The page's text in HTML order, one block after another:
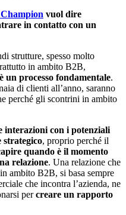
vuol dire
in contatto con un
strutture, spesso molto
in ambito B2B,
un processo fondamentale.
di clienti all’anno, saranno
perché gli scontrini in ambito
interazioni con i potenziali
strategico, proprio perché il
quando è il momento
relazione. Una relazione che
ambito B2B, si basa sempre
che incontra l’azienda, ne
percreare un rapporto